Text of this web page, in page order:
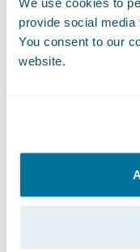
provide social media
You consent to our
website.
modèles de
technologies
l’intelligence
moteur de
à analyser,
rapidement sur